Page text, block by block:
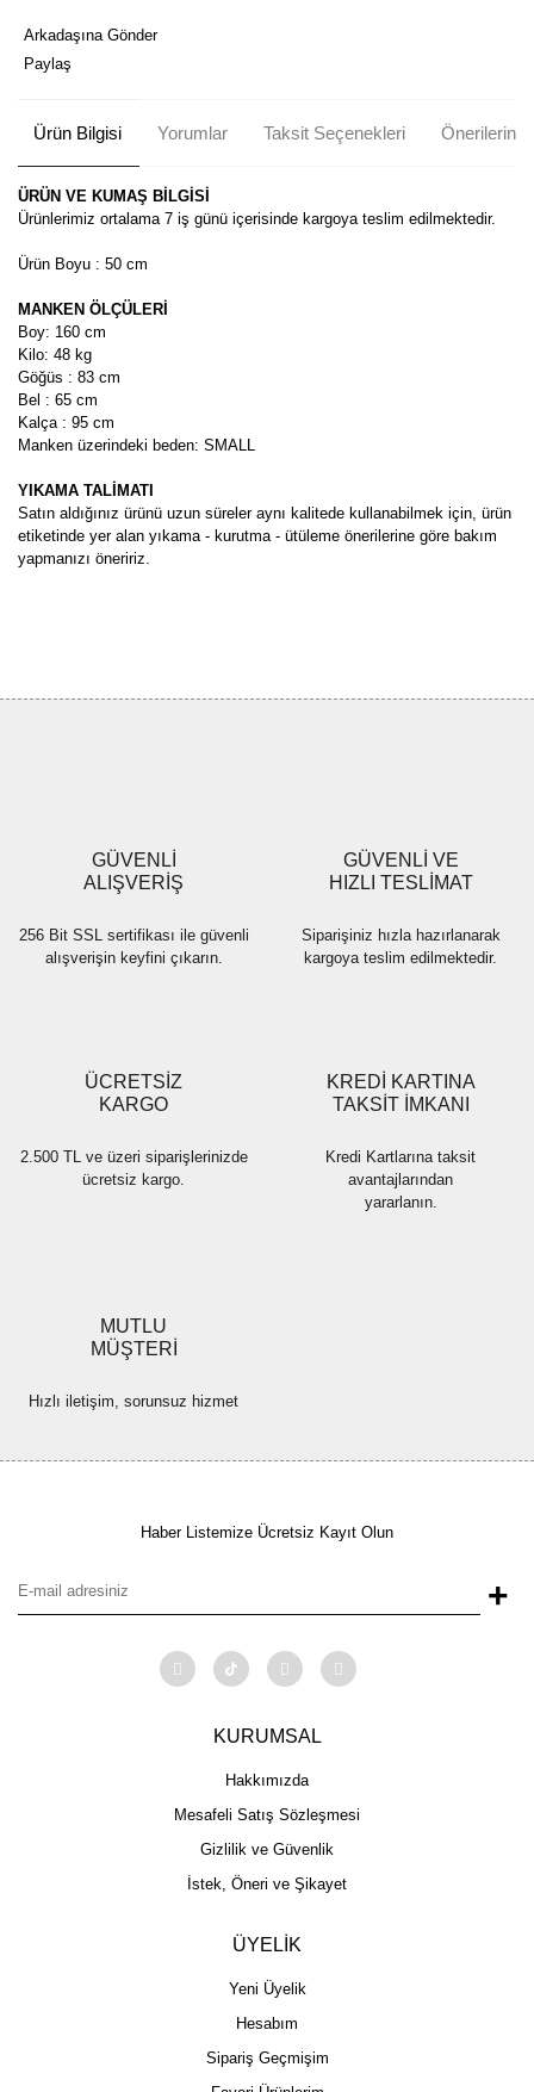
Arkadaşına Gönder
Paylaş
Ürün Bilgisi Yorumlar Taksit Seçenekleri Önerileriniz
ÜRÜN VE KUMAŞ BİLGİSİ
Ürünlerimiz ortalama 7 iş günü içerisinde kargoya teslim edilmektedir.
Ürün Boyu : 50 cm
MANKEN ÖLÇÜLERİ
Boy: 160 cm
Kilo: 48 kg
Göğüs : 83 cm
Bel : 65 cm
Kalça : 95 cm
Manken üzerindeki beden: SMALL
YIKAMA TALİMATI
Satın aldığınız ürünü uzun süreler aynı kalitede kullanabilmek için, ürün
etiketinde yer alan yıkama - kurutma - ütüleme önerilerine göre bakım
yapmanızı öneririz.
Ürün fiyatı diğer sitelerden daha pahalı.
Bu ürüne benzer farklı alternatifler olmalı.
GÜVENLİ
ALIŞVERİŞ
256 Bit SSL sertifikası ile güvenli
alışverişin keyfini çıkarın.
GÜVENLİ VE
HIZLI TESLİMAT
Siparişiniz hızla hazırlanarak
kargoya teslim edilmektedir.
ÜCRETSİZ
KARGO
2.500 TL ve üzeri siparişlerinizde
ücretsiz kargo.
KREDİ KARTINA
TAKSİT İMKANI
Kredi Kartlarına taksit
avantajlarından
yararlanın.
MUTLU
MÜŞTERİ
Hızlı iletişim, sorunsuz hizmet
Haber Listemize Ücretsiz Kayıt Olun
+
KURUMSAL
Hakkımızda
Mesafeli Satış Sözleşmesi
Gizlilik ve Güvenlik
İstek, Öneri ve Şikayet
ÜYELİK
Yeni Üyelik
Hesabım
Sipariş Geçmişim